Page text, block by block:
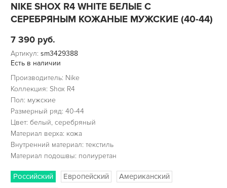
NIKE SHOX R4 WHITE БЕЛЫЕ С
СЕРЕБРЯНЫМ КОЖАНЫЕ МУЖСКИЕ (40-44)
7 390 руб.
Артикул: sm3429388
Есть в наличии
Производитель: Nike
Коллекция: Shox R4
Пол: мужские
Размерный ряд: 40-44
Цвет: белый, серебряный
Материал верха: кожа
Внутренний материал: текстиль
Материал подошвы: полиуретан
Российский Европейский
Американский